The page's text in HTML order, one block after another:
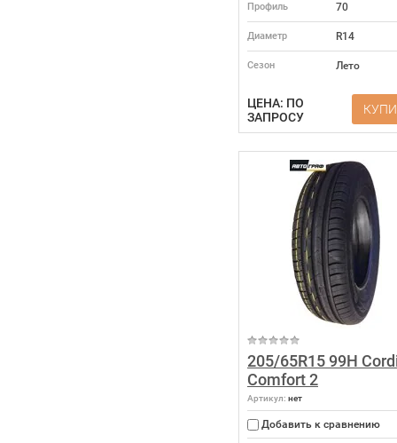
Профиль 70
Диаметр R14
Сезон Лето
ЦЕНА: ПО
ЗАПРОСУ
205/65R15 99H
Comfort 2
Артикул: нет
Добавить к сравнению